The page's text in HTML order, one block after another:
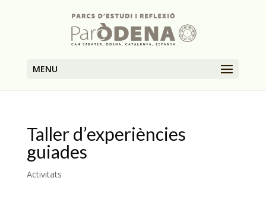
MENU
Taller d’experiències
guiades
Activitats